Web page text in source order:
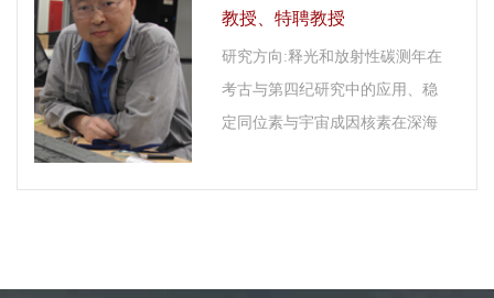
教授、特聘教授
研究方向:释光和放射性碳测年在
考古与第四纪研究中的应用、稳
定同位素与宇宙成因核素在深海
史前人类活动的地球化学证据、